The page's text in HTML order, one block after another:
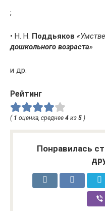
;
• Н. Н. Поддьяков
дошкольного возраста»
и др.
Рейтинг
( 1 оценка, среднее 4 из 5 )
Понравилась